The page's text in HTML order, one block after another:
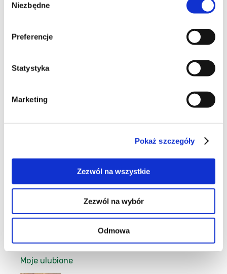
zgody
Niezbędne
Preferencje
Statystyka
Marketing
Pokaż szczegóły
Zezwól na wszystkie
Zezwól na wybór
Odmowa
4
Moje ulubione
13
Moje ulubione